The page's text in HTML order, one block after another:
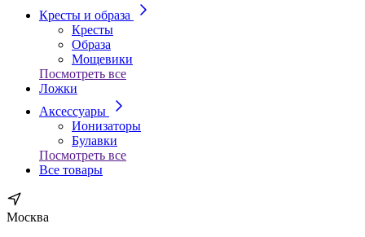
Кресты и образа
Кресты
Образа
Мощевики
Посмотреть все
Ложки
Аксессуары
Ионизаторы
Булавки
Посмотреть все
Все товары
Москва